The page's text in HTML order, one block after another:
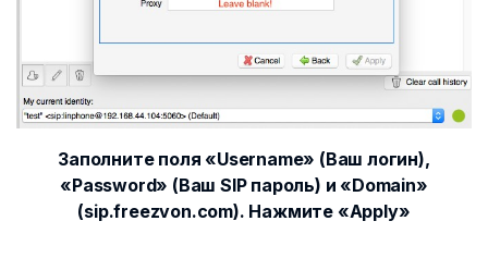
Заполните поля «Username» (Ваш логин),
«Password» (Ваш SIP пароль) и «Domain»
(sip.freezvon.com). Нажмите «Apply»